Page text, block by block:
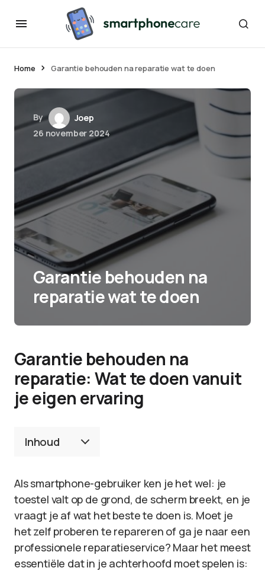
Home Garantie behouden na reparatie wat te doen
By
Joep
26 november 2024
Garantie behouden na
reparatie wat te doen
Garantie behouden na
reparatie: Wat te doen vanuit
je eigen ervaring
Inhoud
Als smartphone-gebruiker ken je het wel: je
toestel valt op de grond, de scherm breekt, en je
vraagt je af wat het beste te doen is. Moet je
het zelf proberen te repareren of ga je naar een
professionele reparatieservice? Maar het meest
essentiële dat in je achterhoofd moet spelen is: